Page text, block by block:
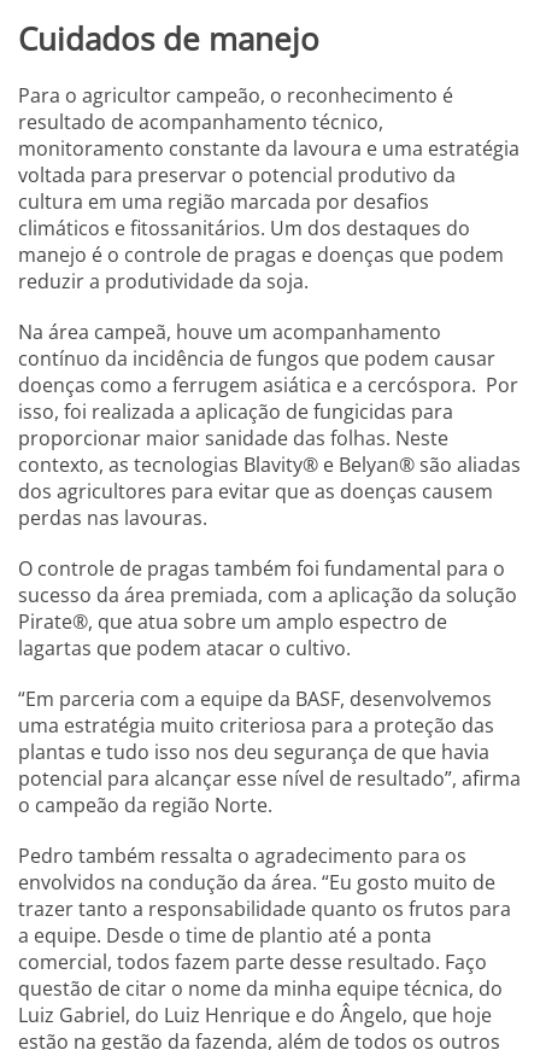
Cuidados de manejo
Para o agricultor campeão, o reconhecimento é
resultado de acompanhamento técnico,
monitoramento constante da lavoura e uma estratégia
voltada para preservar o potencial produtivo da
cultura em uma região marcada por desafios
climáticos e fitossanitários. Um dos destaques do
manejo é o controle de pragas e doenças que podem
reduzir a produtividade da soja.
Na área campeã, houve um acompanhamento
contínuo da incidência de fungos que podem causar
doenças como a ferrugem asiática e a cercóspora. Por
isso, foi realizada a aplicação de fungicidas para
proporcionar maior sanidade das folhas. Neste
contexto, as tecnologias Blavity® e Belyan® são aliadas
dos agricultores para evitar que as doenças causem
perdas nas lavouras.
O controle de pragas também foi fundamental para o
sucesso da área premiada, com a aplicação da solução
Pirate®, que atua sobre um amplo espectro de
lagartas que podem atacar o cultivo.
“Em parceria com a equipe da BASF, desenvolvemos
uma estratégia muito criteriosa para a proteção das
plantas e tudo isso nos deu segurança de que havia
potencial para alcançar esse nível de resultado”, afirma
o campeão da região Norte.
Pedro também ressalta o agradecimento para os
envolvidos na condução da área. “Eu gosto muito de
trazer tanto a responsabilidade quanto os frutos para
a equipe. Desde o time de plantio até a ponta
comercial, todos fazem parte desse resultado. Faço
questão de citar o nome da minha equipe técnica, do
Luiz Gabriel, do Luiz Henrique e do Ângelo, que hoje
estão na gestão da fazenda, além de todos os outros